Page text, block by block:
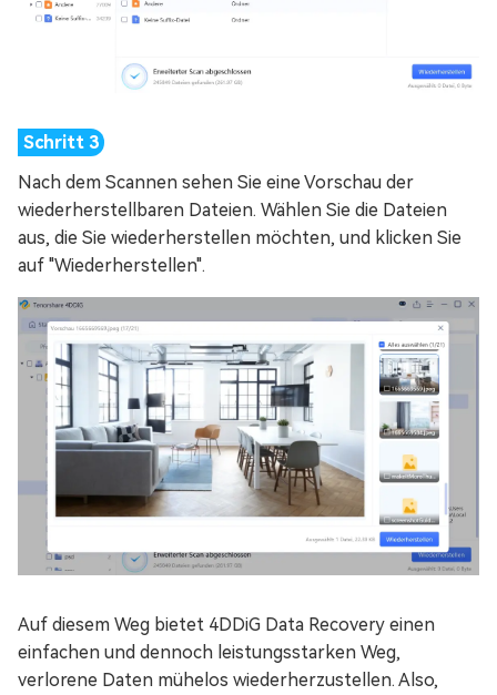
Nach dem Scannen sehen Sie eine Vorschau der
wiederherstellbaren Dateien. Wählen Sie die Dateien
aus, die Sie wiederherstellen möchten, und klicken Sie
auf "Wiederherstellen".
Auf diesem Weg bietet 4DDiG Data Recovery einen
einfachen und dennoch leistungsstarken Weg,
verlorene Daten mühelos wiederherzustellen. Also,